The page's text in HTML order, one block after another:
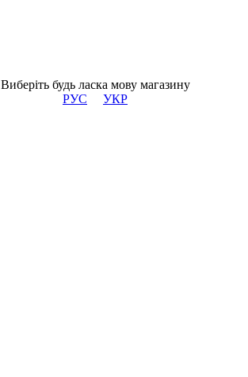
Виберіть будь ласка мову магазину
РУС
УКР